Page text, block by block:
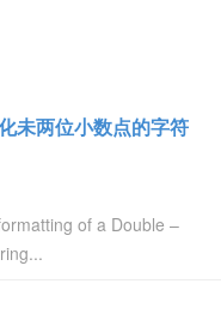
未两位小数点的字符
of a Double –